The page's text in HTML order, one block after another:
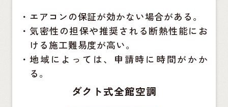
・ エアコンの保証が効かない場合がある。
・ 気密性の担保や推奨される断熱性能にお
ける施工難易度が高い。
・地域によっては、申請時に時間がかか
る。
ダクト式全館空調